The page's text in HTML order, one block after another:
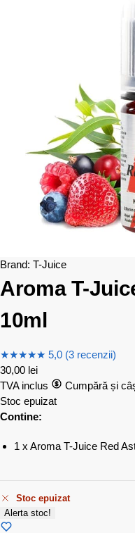
Brand: T-Juice
Aroma T-
10ml
★★★★★ 5,0 (3 recenzii)
30,00 lei
TVA inclus
Cumpără și
Stoc epuizat
Contine:
1 x Aroma T-Juice Red
Stoc epuizat
Alerta stoc!